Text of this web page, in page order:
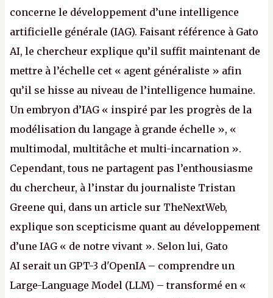
concerne le développement d’une intelligence
artificielle générale (IAG). Faisant référence à Gato
AI, le chercheur explique qu’il suffit maintenant de
mettre à l’échelle cet « agent généraliste » afin
qu’il se hisse au niveau de l’intelligence humaine.
Un embryon d’IAG « inspiré par les progrès de la
modélisation du langage à grande échelle », «
multimodal, multitâche et multi-incarnation ».
Cependant, tous ne partagent pas l’enthousiasme
du chercheur, à l’instar du journaliste Tristan
Greene qui, dans un article sur TheNextWeb,
explique son scepticisme quant au développement
d’une IAG « de notre vivant ». Selon lui, Gato
AI serait un GPT-3 d'OpenIA – comprendre un
Large-Language Model (LLM) – transformé en «